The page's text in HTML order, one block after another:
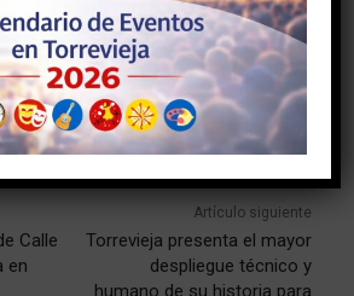
Twitter Pinterest
Calle
en
Artículo siguiente
Torrevieja presenta el mayor
despliegue técnico y
humano de su historia para